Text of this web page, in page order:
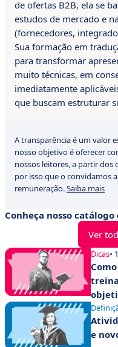
de ofertas B2B, ela se
estudos de mercado e
(fornecedores,
Sua formação em
para transformar
muito técnicas, em
imediatamente
que buscam estruturar
A transparência é um valor
nosso objetivo é oferecer
nossos leitores, a partir dos
por isso que o convidamos
remuneração.Saiba mais
Conheça nosso
Ver
Dicas•
e